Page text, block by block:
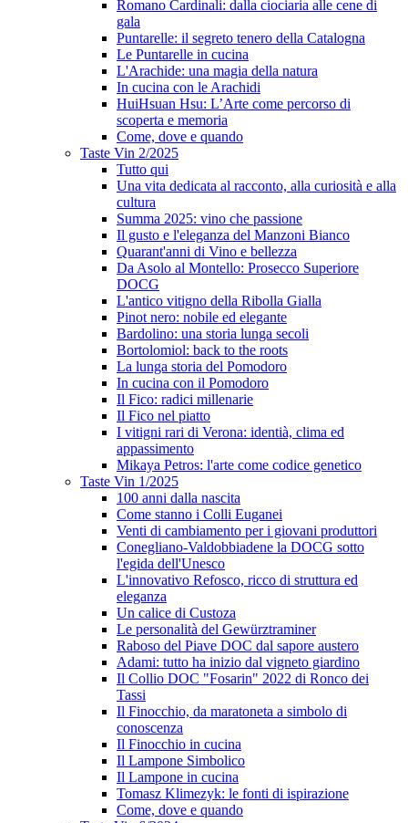
Romano Cardinali: dalla ciociaria alle cene di
gala
Puntarelle: il segreto tenero della Catalogna
Le Puntarelle in cucina
L'Arachide: una magia della natura
In cucina con le Arachidi
HuiHsuan Hsu: L’Arte come percorso di
scoperta e memoria
Come, dove e quando
Taste Vin 2/2025
Tutto qui
Una vita dedicata al racconto, alla curiosità e alla
cultura
Summa 2025: vino che passione
Il gusto e l'eleganza del Manzoni Bianco
Quarant'anni di Vino e bellezza
Da Asolo al Montello: Prosecco Superiore
DOCG
L'antico vitigno della Ribolla Gialla
Pinot nero: nobile ed elegante
Bardolino: una storia lunga secoli
Bortolomiol: back to the roots
La lunga storia del Pomodoro
In cucina con il Pomodoro
Il Fico: radici millenarie
Il Fico nel piatto
I vitigni rari di Verona: identià, clima ed
appassimento
Mikaya Petros: l'arte come codice genetico
Taste Vin 1/2025
100 anni dalla nascita
Come stanno i Colli Euganei
Venti di cambiamento per i giovani produttori
Conegliano-Valdobbiadene la DOCG sotto
l'egida dell'Unesco
L'innovativo Refosco, ricco di struttura ed
eleganza
Un calice di Custoza
Le personalità del Gewürztraminer
Raboso del Piave DOC dal sapore austero
Adami: tutto ha inizio dal vigneto giardino
Il Collio DOC "Fosarin" 2022 di Ronco dei
Tassi
Il Finocchio, da maratoneta a simbolo di
conoscenza
Il Finocchio in cucina
Il Lampone Simbolico
Il Lampone in cucina
Tomasz Klimezyk: le fonti di ispirazione
Come, dove e quando